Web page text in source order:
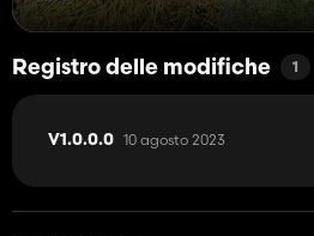
Registro delle modifiche 1
V1.0.0.0 10 agosto 2023